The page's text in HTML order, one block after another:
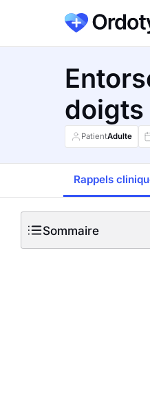
doigts
PatientAdulte
Rappels
Sommaire